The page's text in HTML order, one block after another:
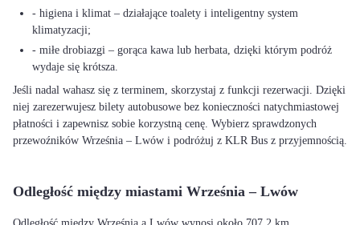
- higiena i klimat – działające toalety i inteligentny system
klimatyzacji;
- miłe drobiazgi – gorąca kawa lub herbata, dzięki którym podróż
wydaje się krótsza.
Jeśli nadal wahasz się z terminem, skorzystaj z funkcji rezerwacji. Dzięki
niej zarezerwujesz bilety autobusowe bez konieczności natychmiastowej
płatności i zapewnisz sobie korzystną cenę. Wybierz sprawdzonych
przewoźników Września – Lwów i podróżuj z KLR Bus z przyjemnością.
Odległość między miastami Września – Lwów